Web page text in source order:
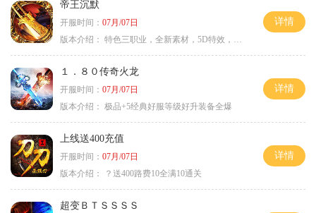
帝王沉默
开服时间： 07月/07日
版本介绍： 特色三职业，全新素材，5D特效，不卡图
详情
１．８０传奇火龙
开服时间： 07月/07日
版本介绍： 极品+5经典好服等级好升装备全爆
详情
上线送400充值
开服时间： 07月/07日
版本介绍：
？送400路费10全满10通关
详情
超变ＢＴＳＳＳＳ